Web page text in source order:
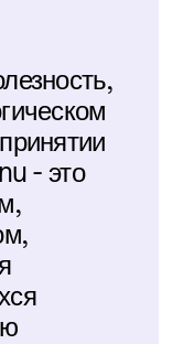
- это